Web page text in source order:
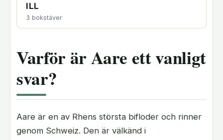
ILL
3 bokstäver
Varför är Aare ett vanligt
svar?
Aare är en av Rhens största bifloder och rinner
genom Schweiz. Den är välkänd i